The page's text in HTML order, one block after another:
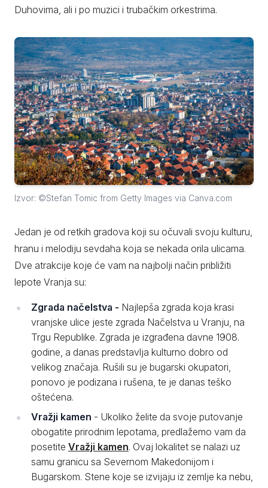
Duhovima, ali i po muzici i trubačkim orkestrima.
Izvor: ©Stefan Tomic from Getty Images via Canva.com
Jedan je od retkih gradova koji su očuvali svoju kulturu,
hranu i melodiju sevdaha koja se nekada orila ulicama.
Dve atrakcije koje će vam na najbolji način približiti
lepote Vranja su:
Zgrada načelstva - Najlepša zgrada koja krasi
vranjske ulice jeste zgrada Načelstva u Vranju, na
Trgu Republike. Zgrada je izgrađena davne 1908.
godine, a danas predstavlja kulturno dobro od
velikog značaja. Rušili su je bugarski okupatori,
ponovo je podizana i rušena, te je danas teško
oštećena.
Vražji kamen - Ukoliko želite da svoje putovanje
obogatite prirodnim lepotama, predlažemo vam da
posetite Vražji kamen. Ovaj lokalitet se nalazi uz
samu granicu sa Severnom Makedonijom i
Bugarskom. Stene koje se izvijaju iz zemlje ka nebu,